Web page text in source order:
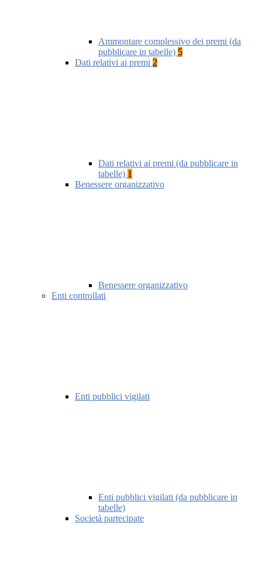
Ammontare complessivo dei premi (da
pubblicare in tabelle) 5
Dati relativi ai premi 2
Dati relativi ai premi (da pubblicare in
tabelle) 1
Benessere organizzativo
Benessere organizzativo
Enti controllati
Enti pubblici vigilati
Enti pubblici vigilati (da pubblicare in
tabelle)
Società partecipate